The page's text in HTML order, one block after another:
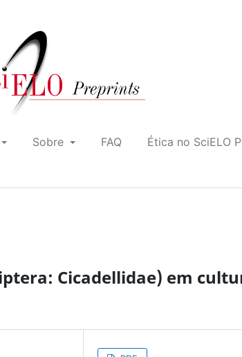
Sobre FAQ Ética no SciELO
Cicadellidae) em